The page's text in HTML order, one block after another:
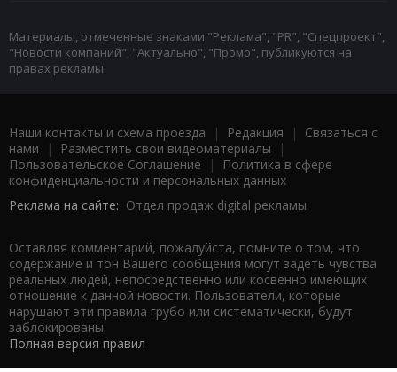
Материалы, отмеченные знаками "Реклама", "PR", "Спецпроект",
"Новости компаний", "Актуально", "Промо", публикуются на
правах рекламы.
Наши контакты и схема проезда | Редакция | Связаться с
нами | Разместить свои видеоматериалы |
Пользовательское Соглашение |
Политика в сфере
конфиденциальности и персональных данных
Реклама на сайте: Отдел продаж digital рекламы
Оставляя комментарий, пожалуйста, помните о том, что
содержание и тон Вашего сообщения могут задеть чувства
реальных людей, непосредственно или косвенно имеющих
отношение к данной новости. Пользователи, которые
нарушают эти правила грубо или систематически, будут
заблокированы.
Полная версия правил